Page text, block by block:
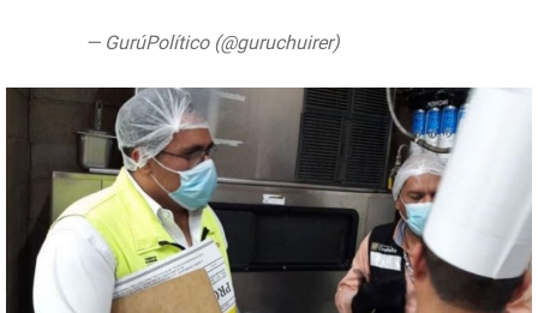
— GurúPolítico (@guruchuirer)